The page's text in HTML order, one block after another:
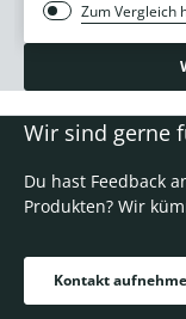
Zum Vergleich
Wir sind gerne
Du hast Feedback
Produkten? Wir
Kontakt